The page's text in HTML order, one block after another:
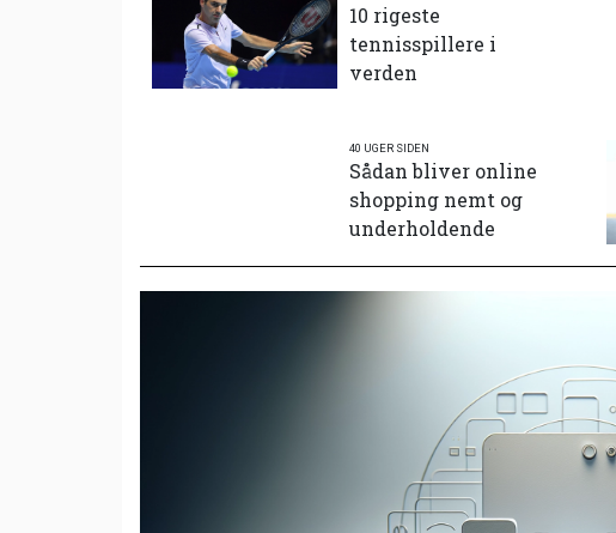
10 rigeste
tennisspillere i
verden
40 UGER SIDEN
Sådan bliver online
shopping nemt og
underholdende